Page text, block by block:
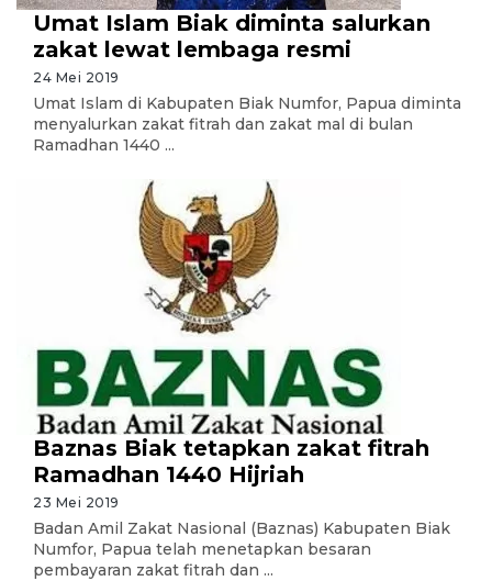
Umat Islam Biak diminta salurkan
zakat lewat lembaga resmi
24 Mei 2019
Umat Islam di Kabupaten Biak Numfor, Papua diminta
menyalurkan zakat fitrah dan zakat mal di bulan
Ramadhan 1440 ...
Baznas Biak tetapkan zakat fitrah
Ramadhan 1440 Hijriah
23 Mei 2019
Badan Amil Zakat Nasional (Baznas) Kabupaten Biak
Numfor, Papua telah menetapkan besaran
pembayaran zakat fitrah dan ...